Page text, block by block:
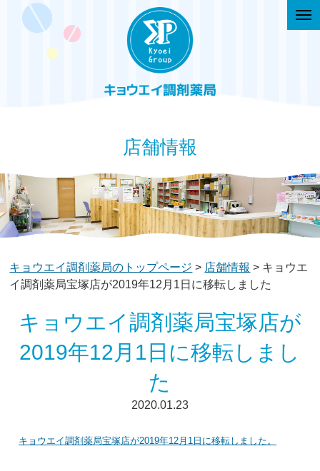
店舗情報
キョウエイ調剤薬局のトップページ > 店舗情報 > キョウエ
イ調剤薬局宝塚店が2019年12月1日に移転しました
キョウエイ調剤薬局宝塚店が
2019年12月1日に移転しまし
た
2020.01.23
キョウエイ調剤薬局宝塚店が2019年12月1日に移転しました。